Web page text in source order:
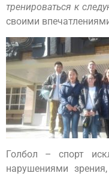
тренироваться к
своими
Голбол – спорт
нарушениями